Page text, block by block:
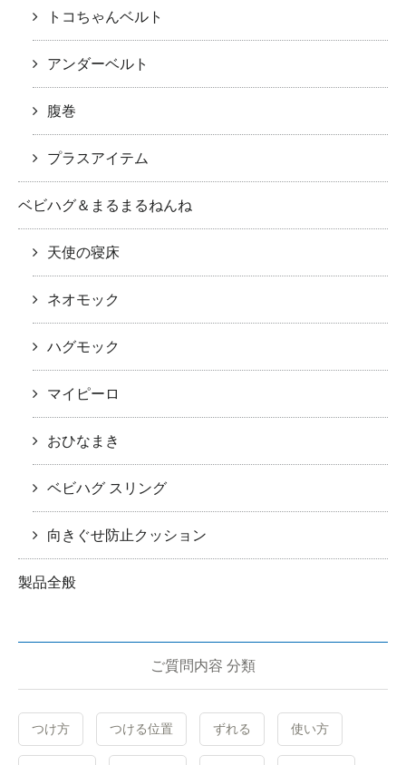
トコちゃんベルト
アンダーベルト
腹巻
プラスアイテム
ベビハグ＆まるまるねんね
天使の寝床
ネオモック
ハグモック
マイピーロ
おひなまき
ベビハグ スリング
向きぐせ防止クッション
製品全般
ご質問内容 分類
つけ方 つける位置 ずれる 使い方